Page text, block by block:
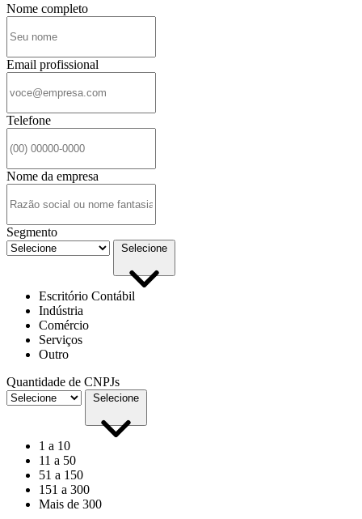
Nome completo
Email profissional
Telefone
Nome da empresa
Segmento
Selecione
Escritório Contábil
Indústria
Comércio
Serviços
Outro
Quantidade de CNPJs
Selecione
1 a 10
11 a 50
51 a 150
151 a 300
Mais de 300